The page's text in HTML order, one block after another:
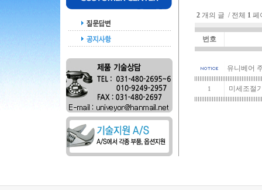
2 개의 글 / 전체 1 페
번호
유니베어
1 미세조절